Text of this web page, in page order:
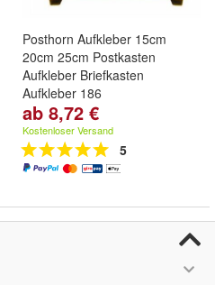
Posthorn Aufkleber 15cm
20cm 25cm Postkasten
Aufkleber Briefkasten
Aufkleber 186
ab 8,72 €
Kostenloser Versand
5